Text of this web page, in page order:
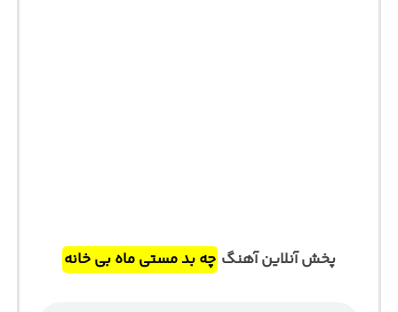
پخش آنلاین آهنگ چه بد مستی ماه بی خانه